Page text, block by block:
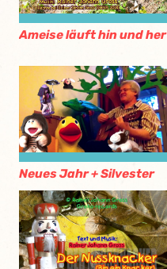
Ameise läuft hin und her
Neues Jahr + Silvester